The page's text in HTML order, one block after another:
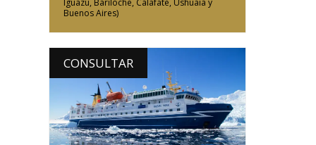
Buenos Aires)
CONSULTAR
Más Información